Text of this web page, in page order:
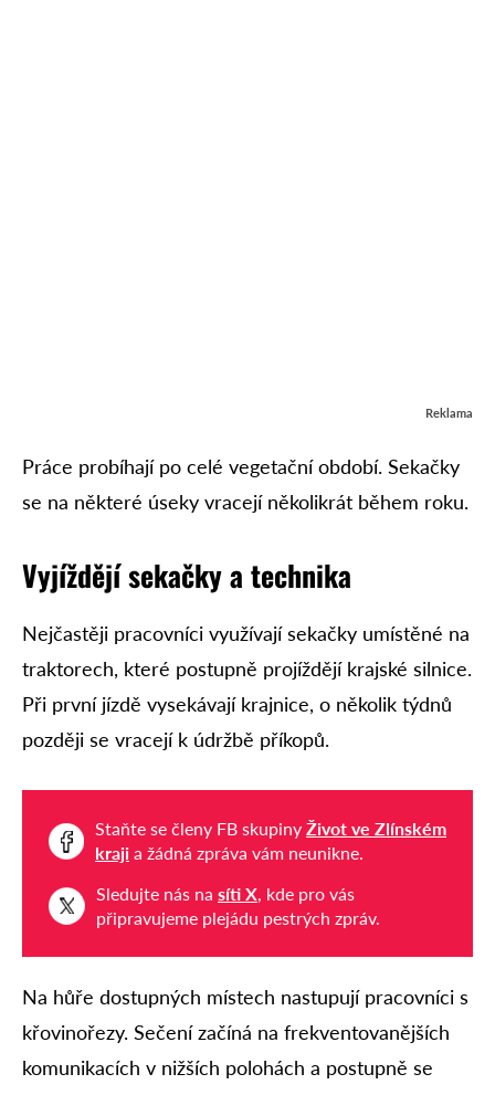
Reklama
Práce probíhají po celé vegetační období. Sekačky
se na některé úseky vracejí několikrát během roku.
Vyjíždějí sekačky a technika
Nejčastěji pracovníci využívají sekačky umístěné na
traktorech, které postupně projíždějí krajské silnice.
Při první jízdě vysekávají krajnice, o několik týdnů
později se vracejí k údržbě příkopů.
Staňte se členy FB skupiny Život ve Zlínském
kraji a žádná zpráva vám neunikne.
Sledujte nás na síti X, kde pro vás
připravujeme plejádu pestrých zpráv.
Na hůře dostupných místech nastupují pracovníci s
křovinořezy. Sečení začíná na frekventovanějších
komunikacích v nižších polohách a postupně se